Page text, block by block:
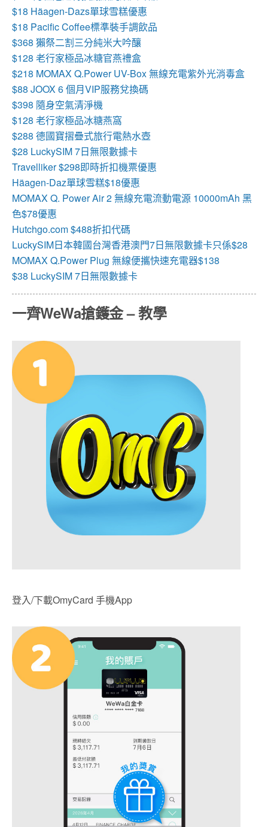
$18 Häagen-Dazs單球雪糕優惠
$18 Pacific Coffee標準裝手調飲品
$368 獺祭二割三分純米大吟釀
$128 老行家極品冰糖官燕禮盒
$218 MOMAX Q.Power UV-Box 無線充電紫外光消毒盒
$88 JOOX 6 個月VIP服務兌換碼
$398 隨身空氣清淨機
$128 老行家極品冰糖燕窩
$288 德國寶摺疊式旅行電熱水壺
$28 LuckySIM 7日無限數據卡
Travelliker $298即時折扣機票優惠
Häagen-Daz單球雪糕$18優惠
MOMAX Q. Power Air 2 無線充電流動電源 10000mAh 黑
色$78優惠
Hutchgo.com $488折扣代碼
LuckySIM日本韓國台灣香港澳門7日無限數據卡只係$28
MOMAX Q.Power Plug 無線便攜快速充電器$138
$38 LuckySIM 7日無限數據卡
一齊WeWa搶鑊金 – 教學
登入/下載OmyCard 手機App